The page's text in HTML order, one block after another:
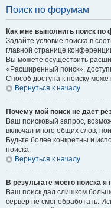
Поиск по форумам
Как мне выполнить поиск
Задайте условие поиска в
главной странице
Вы можете осуществить
«Расширенный поиск»,
Способ доступа к поиску
Вернуться к началу
Почему мой поиск не даёт
Ваш поисковый запрос,
включал много общих слов,
Будьте более конкретны и
поиска.
Вернуться к началу
В результате моего поиска
Ваш поиск дал слишком
сервер не смог обработать.